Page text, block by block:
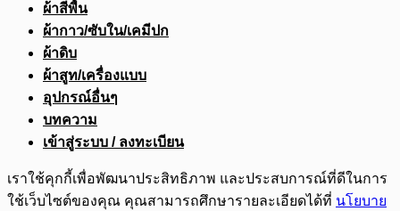
ผ้าสีพื้น
ผ้ากาว/ซับใน/เคมีปก
ผ้าดิบ
ผ้าสูท/เครื่องแบบ
อุปกรณ์อื่นๆ
บทความ
เข้าสู่ระบบ / ลงทะเบียน
เราใช้คุกกี้เพื่อพัฒนาประสิทธิภาพ และประสบการณ์ที่ดีในการ
ใช้เว็บไซต์ของคุณ คุณสามารถศึกษารายละเอียดได้ที่ นโยบาย